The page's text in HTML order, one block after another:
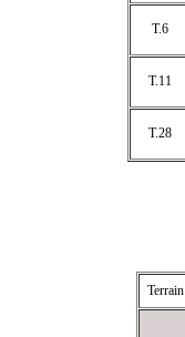
T.6
T.11
T.28
Terrain